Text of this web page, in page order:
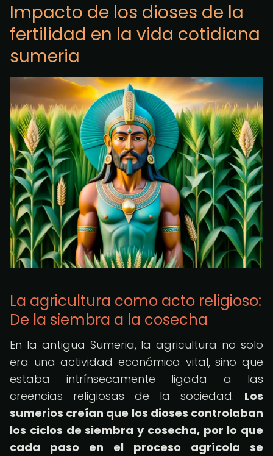
Impacto de los dioses de la
fertilidad en la vida cotidiana
sumeria
La agricultura como acto religioso:
De la siembra a la cosecha
En la antigua Sumeria, la agricultura no solo
era una actividad económica vital, sino que
estaba intrínsecamente ligada a las
creencias religiosas de la sociedad. Los
sumerios creían que los dioses controlaban
los ciclos de siembra y cosecha, por lo que
cada paso en el proceso agrícola se